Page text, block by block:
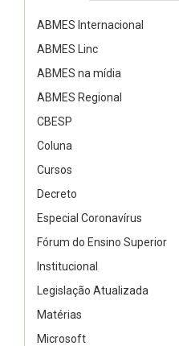
ABMES Internacional
ABMES Linc
ABMES na mídia
ABMES Regional
CBESP
Coluna
Cursos
Decreto
Especial Coronavírus
Fórum do Ensino Superior
Institucional
Legislação Atualizada
Matérias
Microsoft